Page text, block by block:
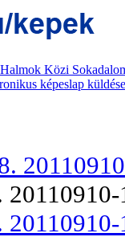
Közi
képeslap